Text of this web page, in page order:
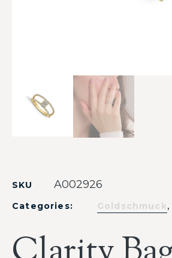
SKU A002926
Categories: Goldschmuck,